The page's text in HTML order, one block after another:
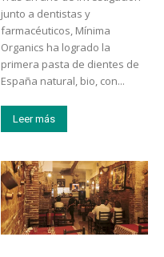
junto a dentistas y
farmacéuticos, Mínima
Organics ha logrado la
primera pasta de dientes de
España natural, bio, con...
Leer más